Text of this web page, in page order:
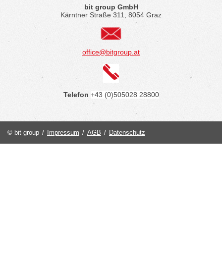
bit group GmbH
Kärntner Straße 311, 8054 Graz
office@bitgroup.at
Telefon +43 (0)505028 28800
© bit group / Impressum / AGB / Datenschutz